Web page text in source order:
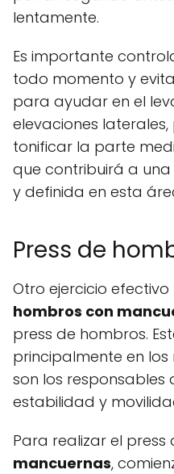
lentamente.
Es importante
todo momento y
para ayudar en el
elevaciones
tonificar la parte
que contribuirá a
y definida en esta
Press de
Otro ejercicio
hombros con
press de hombros.
principalmente en
son los responsables
estabilidad y
Para realizar el press
mancuernas,